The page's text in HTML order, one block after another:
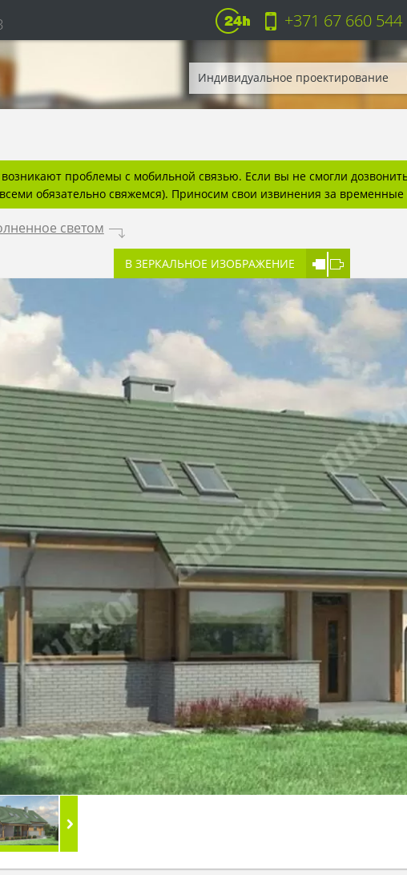
+371 67 660 544
Индивидуальное проектирование
проблемы с мобильной связью. Если вы не смогли
обязательно свяжемся). Приносим свои извинения за временные
светом .
В ЗЕРКАЛЬНОЕ ИЗОБРАЖЕНИЕ